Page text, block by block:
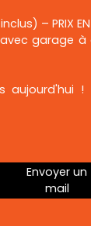
– PRIX EN
garage à
!
Envoyer un
mail